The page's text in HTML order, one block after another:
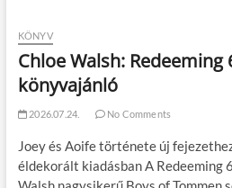
KÖNYV
Chloe Walsh: Redeeming
könyvajánló
2026.07.24. No Comments
Joey és Aoife története új
éldekorált kiadásban A Redeeming